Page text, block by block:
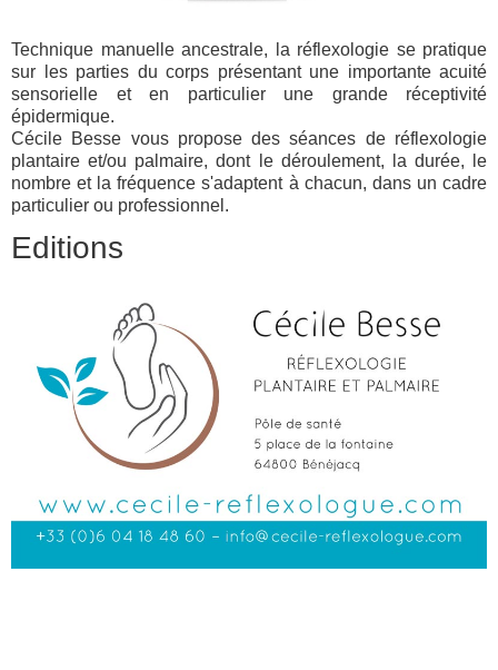
Technique manuelle ancestrale, la réflexologie se pratique
sur les parties du corps présentant une importante acuité
sensorielle et en particulier une grande réceptivité
épidermique.
Cécile Besse vous propose des séances de réflexologie
plantaire et/ou palmaire, dont le déroulement, la durée, le
nombre et la fréquence s'adaptent à chacun, dans un cadre
particulier ou professionnel.
Editions